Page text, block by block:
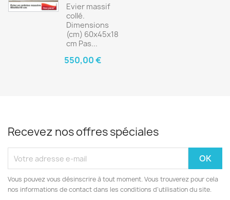
Evier massif
collé.
Dimensions
(cm) 60x45x18
cm Pas...
550,00 €
Recevez nos offres spéciales
Vous pouvez vous désinscrire à tout moment. Vous trouverez pour cela
nos informations de contact dans les conditions d'utilisation du site.